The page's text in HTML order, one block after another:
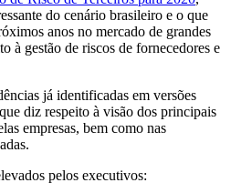
do cenário brasileiro e o que
anos no mercado de grandes
à gestão de riscos de fornecedores e
já identificadas em versões
diz respeito à visão dos principais
empresas, bem como nas
pelos executivos: